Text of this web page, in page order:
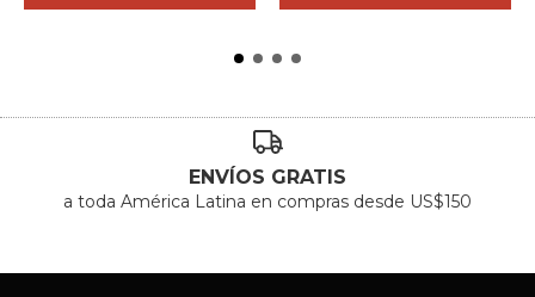
ENVÍOS GRATIS
a toda América Latina en compras desde US$150